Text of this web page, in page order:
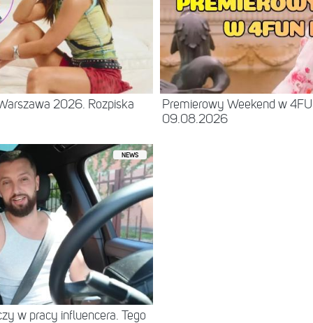
2026. Rozpiska
Premierowy Weekend w
09.08.2026
NEWS
w pracy influencera. Tego